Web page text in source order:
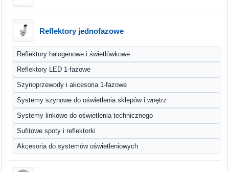
Reflektory jednofazowe
Reflektory halogenowe i świetlówkowe
Reflektory LED 1-fazowe
Szynoprzewody i akcesoria 1-fazowe
Systemy szynowe do oświetlenia sklepów i wnętrz
Systemy linkowe do oświetlenia technicznego
Sufitowe spoty i reflektorki
Akcesoria do systemów oświetleniowych